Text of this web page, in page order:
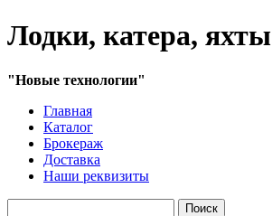
Лодки, катера, яхты
"Новые технологии"
Главная
Каталог
Брокераж
Доставка
Наши реквизиты
Поиск